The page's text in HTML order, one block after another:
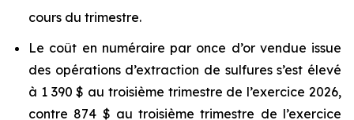
cours du trimestre.
Le coût en numéraire par once d’or vendue issue
des opérations d’extraction de sulfures s’est élevé
à 1 390 $ au troisième trimestre de l’exercice 2026,
contre 874 $ au troisième trimestre de l’exercice